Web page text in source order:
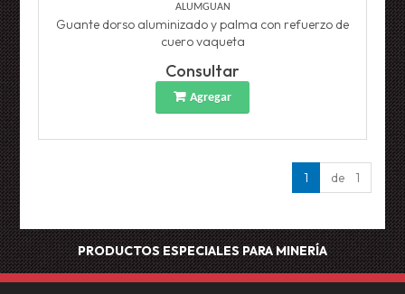
ALUMGUAN
Guante dorso aluminizado y palma con refuerzo de
cuero vaqueta
Consultar
Agregar
1 de 1
PRODUCTOS ESPECIALES PARA MINERÍA